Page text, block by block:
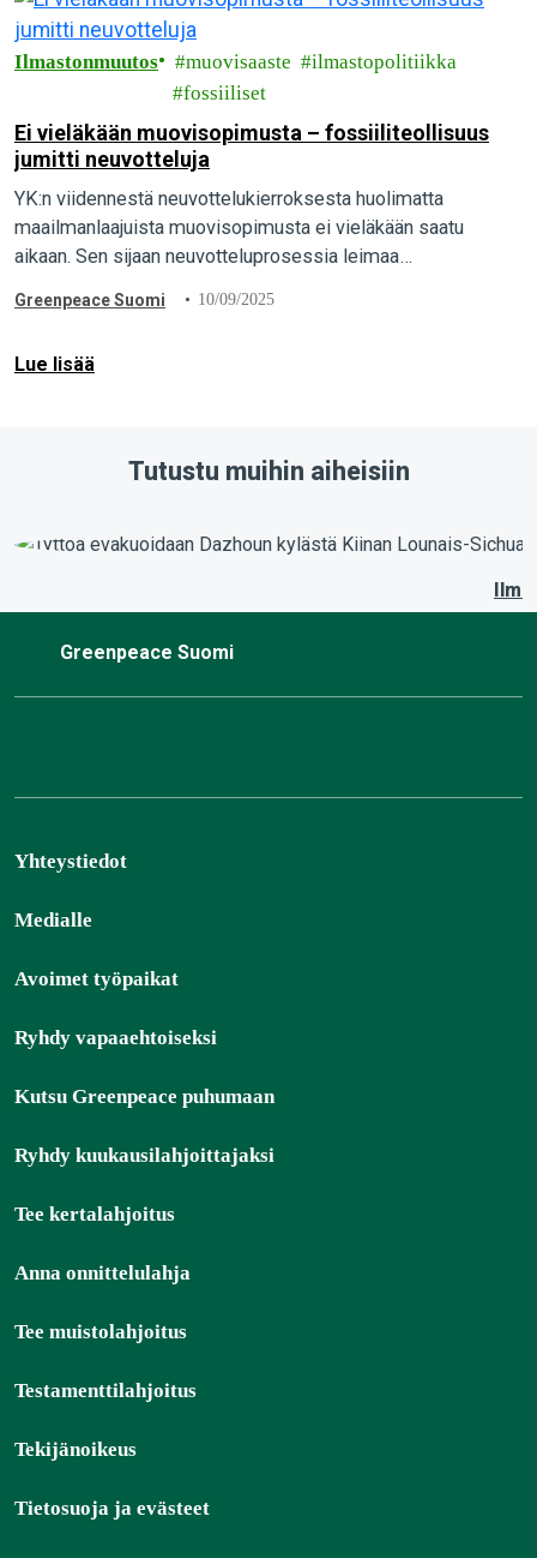
vahvistaa…
Ilmastonmuutos muovisaaste
ilmastopolitiikka
fossiiliset
Ei vieläkään muovisopimusta – fossiiliteollisuus
jumitti neuvotteluja
YK:n viidennestä neuvottelukierroksesta huolimatta
maailmanlaajuista muovisopimusta ei vieläkään saatu
aikaan. Sen sijaan neuvotteluprosessia leimaa
Miksi neuvottelut ovat näin jumissa?
Greenpeace Suomi 10/09/2025
Lue lisää
Tutustu muihin aiheisiin
Greenpeace Suomi
Yhteystiedot
Medialle
Avoimet työpaikat
Ryhdy vapaaehtoiseksi
Kutsu Greenpeace puhumaan
Ryhdy kuukausilahjoittajaksi
Tee kertalahjoitus
Anna onnittelulahja
Tee muistolahjoitus
Testamenttilahjoitus
Tekijänoikeus
Tietosuoja ja evästeet